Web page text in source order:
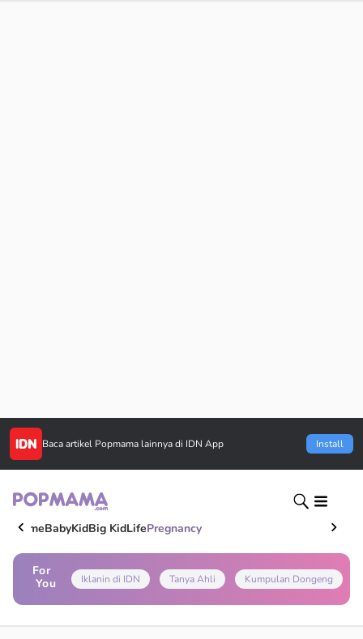
Baca artikel Popmama lainnya di IDN App Install
HomeBabyKidBig KidLifePregnancy
For
You
Iklanin di IDN Tanya Ahli Kumpulan Dongeng